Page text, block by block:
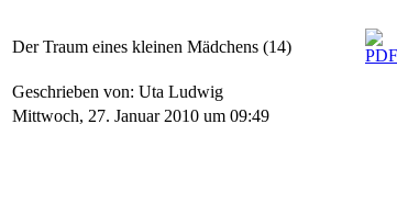
Der Traum eines kleinen Mädchens (14)
Geschrieben von: Uta Ludwig
Mittwoch, 27. Januar 2010 um 09:49